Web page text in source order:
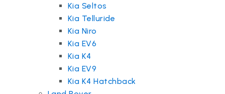
Kia Seltos
Kia Telluride
Kia Niro
Kia EV6
Kia K4
Kia EV9
Kia K4 Hatchback